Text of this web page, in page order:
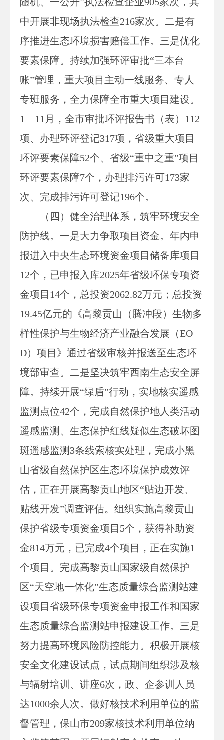
中开展非现场执法检查216家次。二是有
序推进生态环境损害赔偿工作。三是优化
要素保障。持续加强环评审批“三本台
账”管理，重大项目主动一线服务、专人
专班服务，全力保障全市重大项目建设。
1—11月，全市审批环评报告书（表）112
项、办理环评登记317项，省级重大项目
环评要素保障52个、省级“重中之重”项目
环评要素保障7个，办理排污许可173家
次、完成排污许可登记196个。
（四）健全治理体系，筑牢环境安全
防护线。一是大力争取项目资金。年内申
报进入中央生态环境资金项目储备库项目
12个，已申报入库2025年省级环保专项资
金项目14个，总投资2062.82万元；总投资
19.45亿元的《高黎贡山（腾冲段）生物多
样性保护与生物经济产业融合发展（EO
D）项目》通过省级审核并报送至生态环
境部审查。二是坚决筑牢西南生态安全屏
障。持续开展“绿盾”行动，实地核实遥感
监测点位42个，完成自然保护地人类活动
遥感监测、生态保护红线疑似生态破坏图
斑遥感监测3条线索核实处理，完成小黑
山省级自然保护区生态环境保护成效评
估，正在开展高黎贡山地区“贴边开发、
贴线开发”调查评估。组织实施高黎贡山
保护省级专项资金项目5个，获得补助资
金814万元，已完成4个项目，正在实施1
个项目。完成高黎贡山国家级自然保护
区“天空地一体化”生态质量综合监测站建
设项目省级环保专项资金申报工作和国家
生态质量综合监测站申报建设工作。三是
努力提高环境风险防控能力。积极开展核
安全文化建设试点，试点期间组织涉及核
与辐射培训、讲座6次，政、企参训人员
达1000余人次。做好核技术利用单位的监
督管理，保山市209家核技术利用单位纳